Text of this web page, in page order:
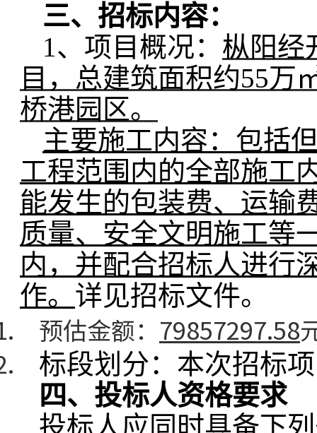
三、招标内容：
1、项目概况： 枞阳经
目 ，总建筑面积约55万
桥港园区。
主要施工内容：包括
工程范围内的全部施工
能发生的包装费、运输
质量、安全文明施工等
内，并配合招标人进行
作。 详见招标文件。
预估金额： 79857297.58
标段划分：本次招标
四、投标人资格要求
投标人应同时具备下